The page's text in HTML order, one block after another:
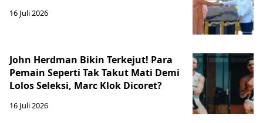
16 Juli 2026
John Herdman Bikin Terkejut! Para
Pemain Seperti Tak Takut Mati Demi
Lolos Seleksi, Marc Klok Dicoret?
16 Juli 2026